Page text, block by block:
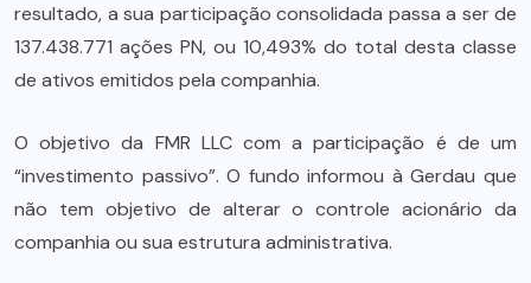
resultado, a sua participação consolidada passa a ser de
137.438.771 ações PN, ou 10,493% do total desta classe
de ativos emitidos pela companhia.
O objetivo da FMR LLC com a participação é de um
“investimento passivo”. O fundo informou à Gerdau que
não tem objetivo de alterar o controle acionário da
companhia ou sua estrutura administrativa.